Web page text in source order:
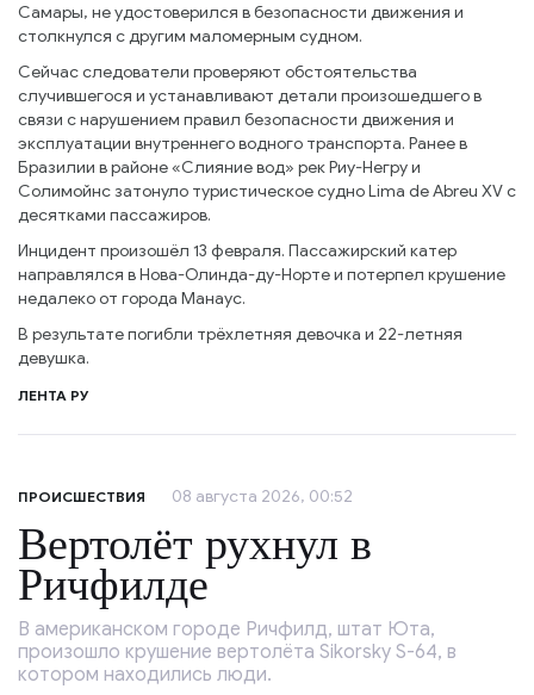
Самары, не удостоверился в безопасности движения и
столкнулся с другим маломерным судном.
Сейчас следователи проверяют обстоятельства
случившегося и устанавливают детали произошедшего в
связи с нарушением правил безопасности движения и
эксплуатации внутреннего водного транспорта. Ранее в
Бразилии в районе «Слияние вод» рек Риу-Негру и
Солимойнс затонуло туристическое судно Lima de Abreu XV с
десятками пассажиров.
Инцидент произошёл 13 февраля. Пассажирский катер
направлялся в Нова-Олинда-ду-Норте и потерпел крушение
недалеко от города Манаус.
В результате погибли трёхлетняя девочка и 22-летняя
девушка.
ЛЕНТА РУ
ПРОИСШЕСТВИЯ 08 августа 2026, 00:52
Вертолёт рухнул в
Ричфилде
В американском городе Ричфилд, штат Юта,
произошло крушение вертолёта Sikorsky S-64, в
котором находились люди.